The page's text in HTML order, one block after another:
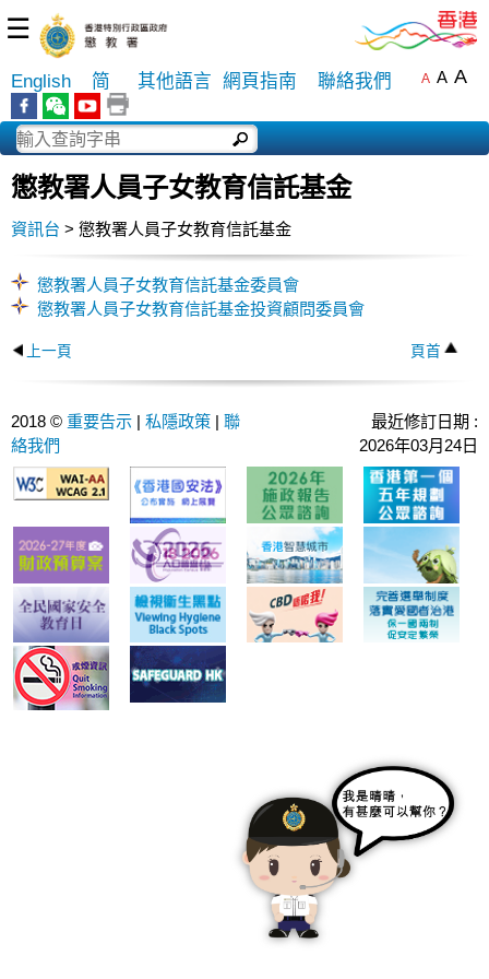
☰
English 简 其他語言 網頁指南 聯絡我們 A A A
懲教署人員子女教育信託基金
資訊台 > 懲教署人員子女教育信託基金
懲教署人員子女教育信託基金委員會
懲教署人員子女教育信託基金投資顧問委員會
上一頁 頁首
2018 © 重要告示 | 私隱政策 | 聯
絡我們
最近修訂日期 :
2026年03月24日